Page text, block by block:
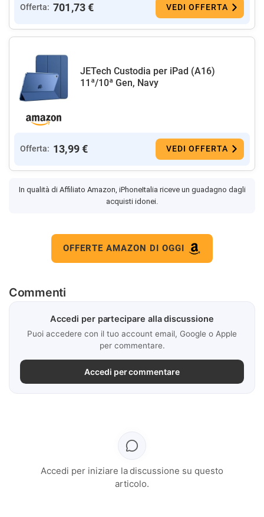
Offerta: 701,73 € VEDI OFFERTA
JETech Custodia per iPad (A16)
11ª/10ª Gen, Navy
Offerta: 13,99 € VEDI OFFERTA
In qualità di Affiliato Amazon, iPhoneItalia riceve un guadagno dagli
acquisti idonei.
OFFERTE AMAZON DI OGGI
Commenti
Accedi per partecipare alla discussione
Puoi accedere con il tuo account email, Google o Apple
per commentare.
Accedi per commentare
Accedi per iniziare la discussione su questo
articolo.